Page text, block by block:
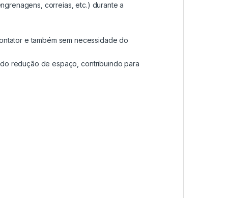
correias, etc.) durante a
e também sem necessidade do
redução de espaço, contribuindo para